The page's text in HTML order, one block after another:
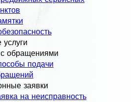
обращениями
подачи
заявки
на неисправность